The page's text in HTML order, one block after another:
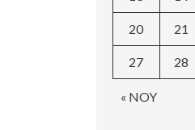
« NOY
20 21
27 28